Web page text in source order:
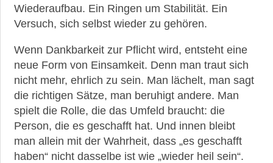
Wiederaufbau. Ein Ringen um Stabilität. Ein
Versuch, sich selbst wieder zu gehören.
Wenn Dankbarkeit zur Pflicht wird, entsteht eine
neue Form von Einsamkeit. Denn man traut sich
nicht mehr, ehrlich zu sein. Man lächelt, man sagt
die richtigen Sätze, man beruhigt andere. Man
spielt die Rolle, die das Umfeld braucht: die
Person, die es geschafft hat. Und innen bleibt
man allein mit der Wahrheit, dass „es geschafft
haben“ nicht dasselbe ist wie „wieder heil sein“.